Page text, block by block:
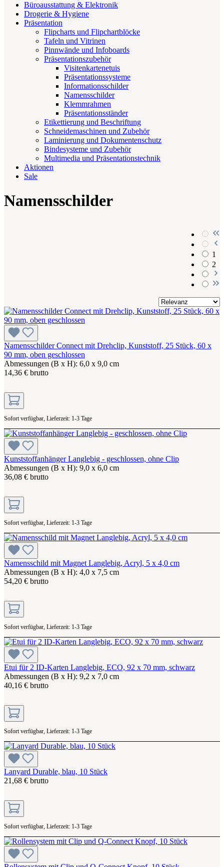
Büroausstattung & Elektronik
Drogerie & Hygiene
Präsentation
Flipcharts und Flipchartblöcke
Tafeln und Vitrinen
Pinnwände und Infoboards
Präsentationszubehör
Visitenkartenetuis
Präsentationssysteme
Informationsschilder
Namensschilder
Klemmrahmen
Präsentationsständer
Etikettierung und Beschriftung
Schneidemaschinen und Zubehör
Laminierung und Dokumentenschutz
Bindesysteme und Zubehör
Multimedia und Präsentationstechnik
Aktionen
Sale
Namensschilder
1
2
Namensschilder Connect mit Drehclip, Kunststoff, 25 Stück, 60 x
90 mm, oben geschlossen
Abmessungen (B x H): 6,0 x 9,0 cm
14,36 € brutto
Sofort verfügbar, Lieferzeit: 1-3 Tage
Kunststoffanhänger Langlebig - geschlossen, ohne Clip
Abmessungen (B x H): 9,0 x 6,0 cm
36,08 € brutto
Sofort verfügbar, Lieferzeit: 1-3 Tage
Namensschild mit Magnet Langlebig, Acryl, 5 x 4,0 cm
Abmessungen (B x H): 4,0 x 7,5 cm
54,20 € brutto
Sofort verfügbar, Lieferzeit: 1-3 Tage
Etui für 2 ID-Karten Langlebig, ECO, 92 x 70 mm, schwarz
Abmessungen (B x H): 9,2 x 7,0 cm
40,16 € brutto
Sofort verfügbar, Lieferzeit: 1-3 Tage
Lanyard Durable, blau, 10 Stück
21,68 € brutto
Sofort verfügbar, Lieferzeit: 1-3 Tage